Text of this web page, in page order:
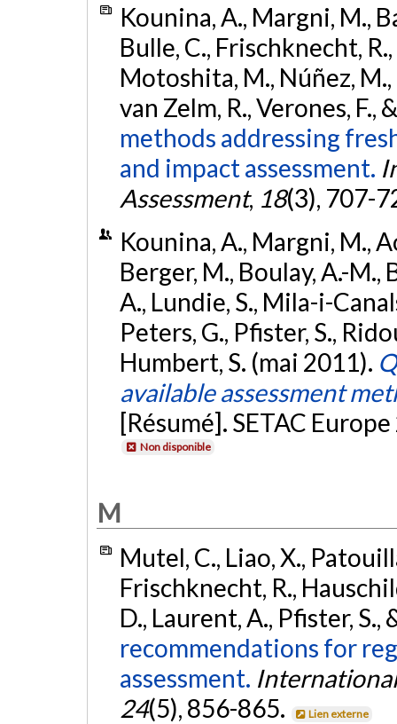
Kounina, A., Margni, M.,
Bulle, C., Frischknecht,
Motoshita, M., Núñez,
van Zelm, R., Verones,
methods addressing
and impact assessment.
Assessment, 18(3), 707-
Kounina, A., Margni, M.,
Berger, M., Boulay, A.-M.,
A., Lundie, S., Mila-i-
Peters, G., Pfister, S.,
Humbert, S. (mai 2011).
available assessment
[Résumé]. SETAC
Non disponible
M
Mutel, C., Liao, X.,
Frischknecht, R.,
D., Laurent, A., Pfister, S.,
recommendations for
assessment.
24(5), 856-865. Lien externe